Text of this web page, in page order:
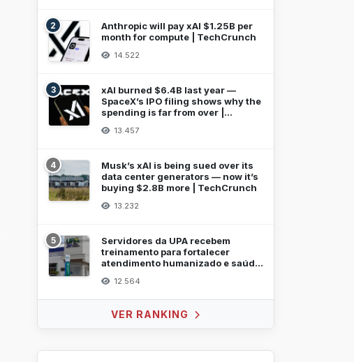
2
Anthropic will pay xAI $1.25B per
month for compute | TechCrunch
14.522
3
xAI burned $6.4B last year —
SpaceX’s IPO filing shows why the
spending is far from over |
13.457
4
Musk’s xAI is being sued over its
data center generators — now it’s
buying $2.8B more | TechCrunch
13.232
5
Servidores da UPA recebem
treinamento para fortalecer
atendimento humanizado e saúde
12.564
VER RANKING